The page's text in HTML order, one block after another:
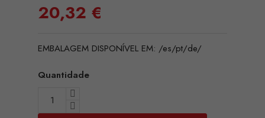
20,32 €
EMBALAGEM DISPONÍVEL EM: /es/pt/de/
Quantidade